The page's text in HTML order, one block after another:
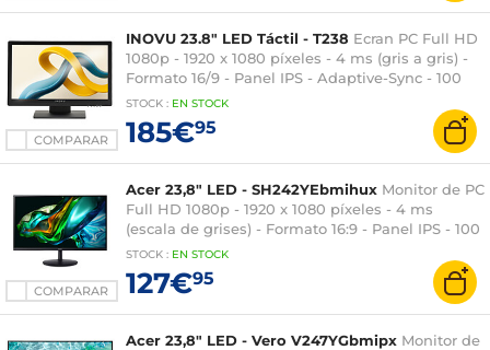
COMPARAR
INOVU 23.8" LED Táctil - T238 Ecran PC Full HD
1080p - 1920 x 1080 píxeles - 4 ms (gris a gris) -
Formato 16/9 - Panel IPS - Adaptive-Sync - 100
Hz - HDMI/DisplayPort - Negro
STOCK : EN STOCK
185€95
COMPARAR
Acer 23,8" LED - SH242YEbmihux Monitor de PC
Full HD 1080p - 1920 x 1080 píxeles - 4 ms
(escala de grises) - Formato 16:9 - Panel IPS - 100
Hz - FreeSync - HDMI/USB-C - Ajuste de altura -
STOCK : EN STOCK
127€95
Acer 23,8" LED - Vero V247YGbmipx Monitor de